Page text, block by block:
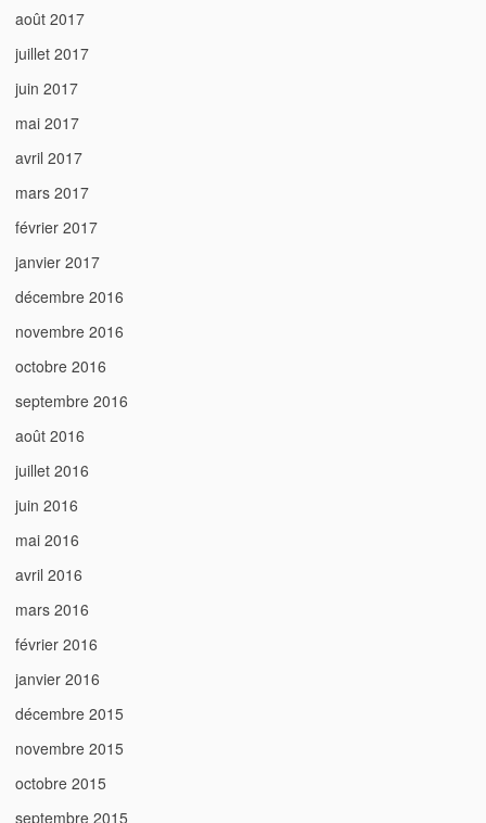
août 2017
juillet 2017
juin 2017
mai 2017
avril 2017
mars 2017
février 2017
janvier 2017
décembre 2016
novembre 2016
octobre 2016
septembre 2016
août 2016
juillet 2016
juin 2016
mai 2016
avril 2016
mars 2016
février 2016
janvier 2016
décembre 2015
novembre 2015
octobre 2015
septembre 2015